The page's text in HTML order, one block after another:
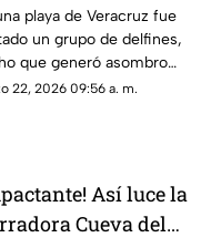
de Veracruz
playa de Veracruz fue
un grupo de delfines,
que generó asombro
internautas.
22, 2026 09:56 a. m.
Así luce la
Cueva del